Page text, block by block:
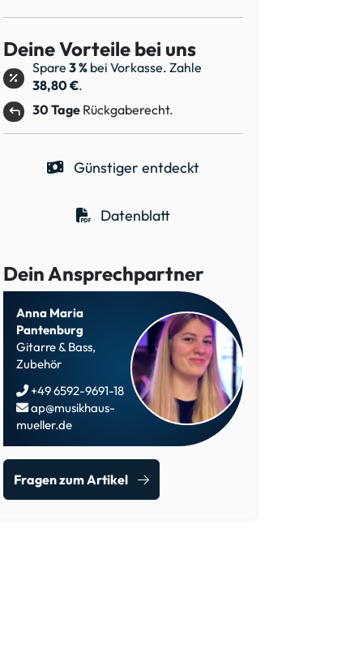
Deine Vorteile bei uns
Spare 3 % bei Vorkasse. Zahle
38,80 €.
30 Tage Rückgaberecht.
Günstiger entdeckt
Datenblatt
Dein Ansprechpartner
Anna Maria
Pantenburg
Gitarre & Bass,
Zubehör
+49 6592-9691-18
ap@musikhaus-
mueller.de
Fragen zum Artikel